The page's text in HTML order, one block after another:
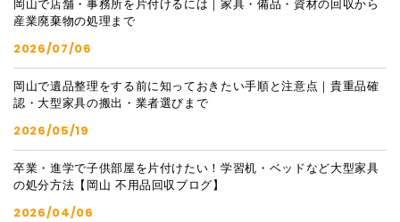
岡山で店舗・事務所を片付けるには｜家具・備品・資材の回収から
産業廃棄物の処理まで
2026/07/06
岡山で遺品整理をする前に知っておきたい手順と注意点｜貴重品確
認・大型家具の搬出・業者選びまで
2026/05/19
卒業・進学で子供部屋を片付けたい！学習机・ベッドなど大型家具
の処分方法【岡山 不用品回収ブログ】
2026/04/06